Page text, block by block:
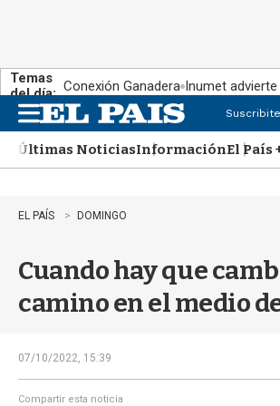
Temas
del día: Conexión Ganadera Inumet
n
uÚltimas NoticiasInformaciónEl País
EL PAÍS DOMINGO
Cuando hay que
camino en el medio
07/10/2022, 15:39
Compartir esta noticia